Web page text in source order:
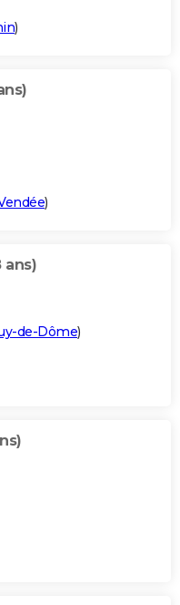
)
)
ans)
de-Dôme)